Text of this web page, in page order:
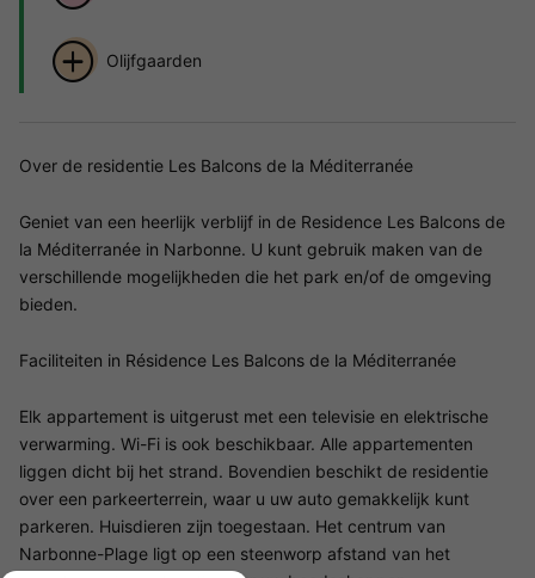
Olijfgaarden
Over de residentie Les Balcons de la Méditerranée
Geniet van een heerlijk verblijf in de Residence Les Balcons de
la Méditerranée in Narbonne. U kunt gebruik maken van de
verschillende mogelijkheden die het park en/of de omgeving
bieden.
Faciliteiten in Résidence Les Balcons de la Méditerranée
Elk appartement is uitgerust met een televisie en elektrische
verwarming. Wi-Fi is ook beschikbaar. Alle appartementen
liggen dicht bij het strand. Bovendien beschikt de residentie
over een parkeerterrein, waar u uw auto gemakkelijk kunt
parkeren. Huisdieren zijn toegestaan. Het centrum van
Narbonne-Plage ligt op een steenworp afstand van het